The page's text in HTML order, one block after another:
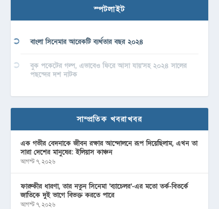
স্পটলাইট
বাংলা সিনেমার আরেকটি ব্যর্থতার বছর ২০২৪
বুক পকেটের গল্প, এভাবেও ফিরে আসা যায়’সহ ২০২৪ সালের
পছন্দের দশ নাটক
সাম্প্রতিক খবরাখবর
এক গভীর বেদনাকে জীবন রক্ষার আন্দোলনে রূপ দিয়েছিলাম, এখন তা
সারা দেশের মানুষের: ইলিয়াস কাঞ্চন
আগস্ট ৭, ২০২৬
ফারুকীর ধারণা, তার নতুন সিনেমা ‘ব্যাচেলর’-এর মতো তর্ক-বিতর্কে
জাতিকে দুই ভাগে বিভক্ত করতে পারে
আগস্ট ৭, ২০২৬